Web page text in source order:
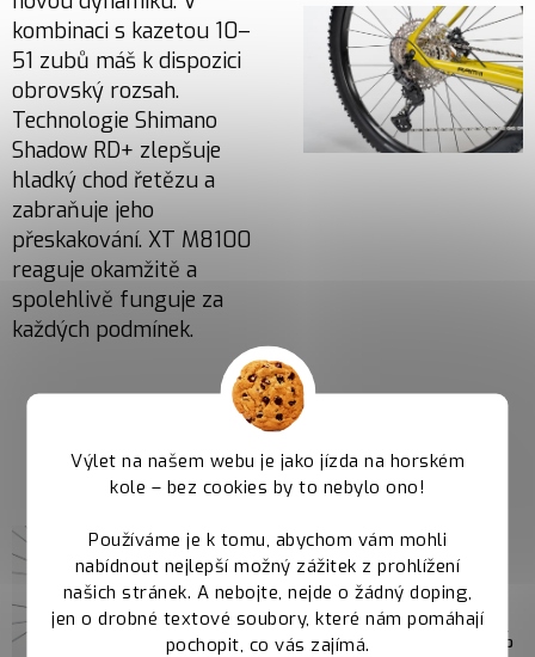
Výlet na našem webu je jako jízda na horském
kole – bez cookies by to nebylo ono!
Používáme je k tomu, abychom vám mohli
nabídnout nejlepší možný zážitek z prohlížení
našich stránek. A nebojte, nejde o žádný doping,
jen o drobné textové soubory, které nám pomáhají
pochopit, co vás zajímá.
kombinaci s kazetou 10–
51 zubů máš k dispozici
obrovský rozsah.
Technologie Shimano
Shadow RD+ zlepšuje
hladký chod řetězu a
zabraňuje jeho
přeskakování. XT M8100
reaguje okamžitě a
spolehlivě funguje za
každých podmínek.
Shimano Deore
Brzdy Shimano Deore
výkonné a citlivé
brždění. Mechanismus
Servo Wave zajišťuje
rychlejší záběr, o 25 %